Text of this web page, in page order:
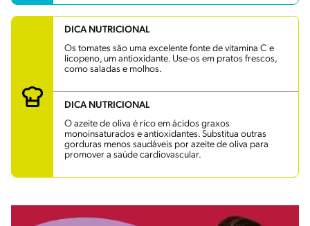
DICA NUTRICIONAL
Os tomates são uma excelente fonte de vitamina C e
licopeno, um antioxidante. Use-os em pratos frescos,
como saladas e molhos.
DICA NUTRICIONAL
O azeite de oliva é rico em ácidos graxos
monoinsaturados e antioxidantes. Substitua outras
gorduras menos saudáveis por azeite de oliva para
promover a saúde cardiovascular.